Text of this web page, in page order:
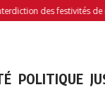
des festivités de
POLITIQUE